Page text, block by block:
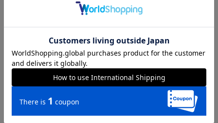
掛け不要で、さらに高い伸縮性が加わりました。コットンのソ
フトな風合いはそのままにポリエステルをブレンドして強度も
向上。
COOL MAX（クールマックス）／綿の5倍のスピードで汗を吸
収・蒸散し、肌表面を常にドライに保つハイテク素材。通気性
にも優れ、サラリと快適な着用感を実現します。